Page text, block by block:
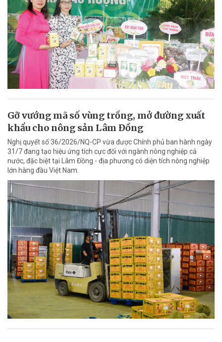
Gỡ vướng mã số vùng trồng, mở đường xuất
khẩu cho nông sản Lâm Đồng
Nghị quyết số 36/2026/NQ-CP vừa được Chính phủ ban hành ngày
31/7 đang tạo hiệu ứng tích cực đối với ngành nông nghiệp cả
nước, đặc biệt tại Lâm Đồng - địa phương có diện tích nông nghiệp
lớn hàng đầu Việt Nam.